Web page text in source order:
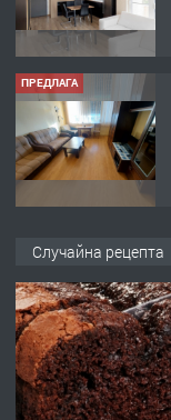
ПРЕДЛАГА
ПРЕДЛАГА
ПРЕДЛАГА
Случайна рецепта